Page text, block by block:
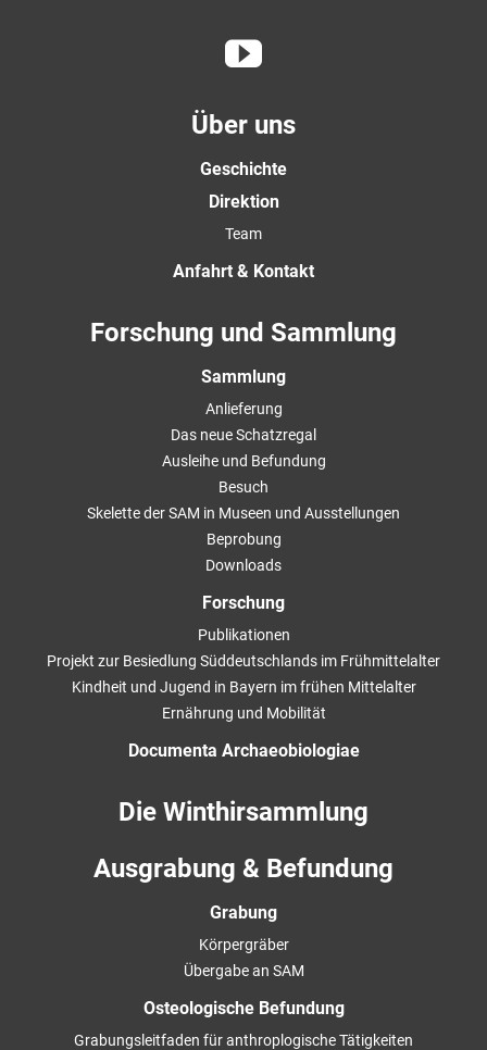
Über uns
Geschichte
Direktion
Team
Anfahrt & Kontakt
Forschung und Sammlung
Sammlung
Anlieferung
Das neue Schatzregal
Ausleihe und Befundung
Besuch
Skelette der SAM in Museen und Ausstellungen
Beprobung
Downloads
Forschung
Publikationen
Projekt zur Besiedlung Süddeutschlands im Frühmittelalter
Kindheit und Jugend in Bayern im frühen Mittelalter
Ernährung und Mobilität
Documenta Archaeobiologiae
Die Winthirsammlung
Ausgrabung & Befundung
Grabung
Körpergräber
Übergabe an SAM
Osteologische Befundung
Grabungsleitfaden für anthroplogische Tätigkeiten